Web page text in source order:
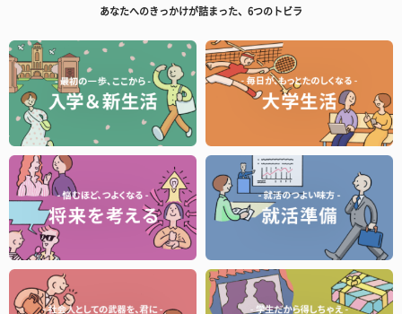
あなたへのきっかけが詰まった、6つのトビラ